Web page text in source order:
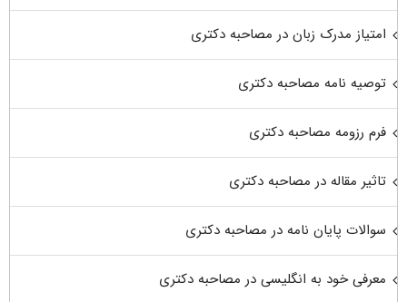
امتیاز مدرک زبان در مصاحبه دکتری
توصیه نامه مصاحبه دکتری
فرم رزومه مصاحبه دکتری
تاثیر مقاله در مصاحبه دکتری
سوالات پایان نامه در مصاحبه دکتری
معرفی خود به انگلیسی در مصاحبه دکتری